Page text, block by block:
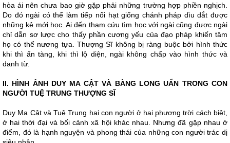
hòa ái nên chưa bao giờ gặp phải những trường hợp phiền nghịch.
Do đó ngài có thể làm tiếp nối hạt giống chánh pháp dìu dắt được
những kẻ mới học. Ai đến tham cứu tìm học với ngài cũng được ngài
chỉ dẫn sơ lược cho thấy phần cương yếu của đạo pháp khiến tâm
họ có thể nương tựa. Thượng Sĩ không bị ràng buộc bởi hình thức
khi thì ẩn tàng, khi thì lộ diện, ngài không chấp vào hình thức và
danh từ.
II. HÌNH ẢNH DUY MA CẬT VÀ BÀNG LONG UẨN TRONG CON
NGƯỜI TUỆ TRUNG THƯỢNG SĨ
Duy Ma Cật và Tuệ Trung hai con người ở hai phương trời cách biệt,
ở hai thời đại và bối cảnh xã hội khác nhau. Nhưng đã gặp nhau ở
điểm, đó là hạnh nguyện và phong thái của những con người trác dị